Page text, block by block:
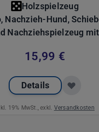
Holzspielzeug
Nachzieh-Hund,
Nachziehspielzeug mit
15,99 €
19% MwSt., exkl. Versandkosten
Details